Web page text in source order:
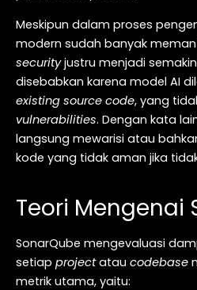
Meskipun dalam proses
modern sudah banyak
securityjustru menjadi semakin
disebabkan karena model AI
existing source code, yang
vulnerabilities. Dengan kata
langsung mewarisi atau
kode yang tidak aman jika
Teori Mengenai
SonarQube mengevaluasi
setiap projectatau codebase
metrik utama, yaitu: